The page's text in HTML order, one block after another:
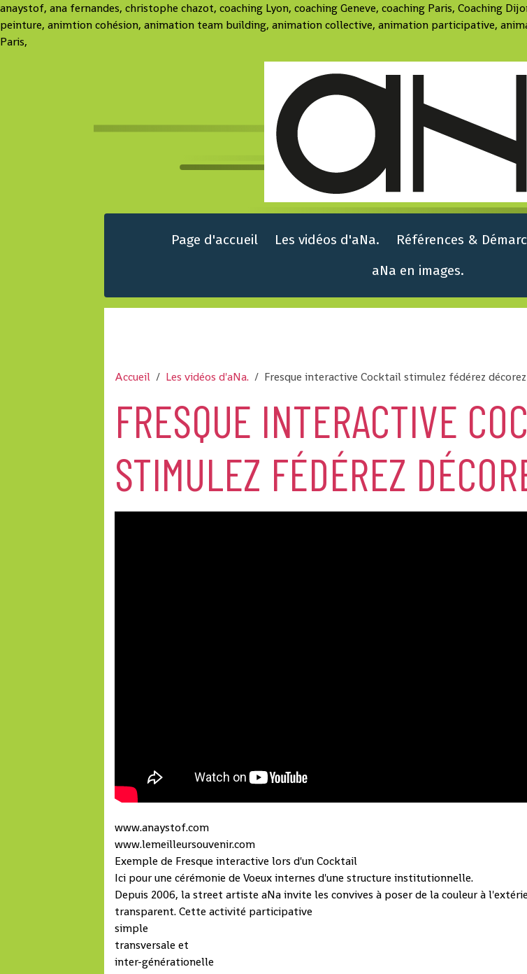
anaystof, ana fernandes, christophe chazot, coaching Lyon, coaching Geneve, coaching Paris, Coaching
peinture, animtion cohésion, animation team building, animation collective, animation participative,
Paris,
Page d'accueil Les vidéos d'aNa. Références &
aNa en images.
Accueil Les vidéos d'aNa. Fresque interactive Cocktail stimulez fédérez décorez
FRESQUE INTERACTIVE
STIMULEZ FÉDÉREZ
www.anaystof.com
www.lemeilleursouvenir.com
Exemple de Fresque interactive lors d'un Cocktail
Ici pour une cérémonie de Voeux internes d'une structure institutionnelle.
Depuis 2006, la street artiste aNa invite les convives à poser de la couleur à
transparent. Cette activité participative
simple
transversale et
inter-générationelle